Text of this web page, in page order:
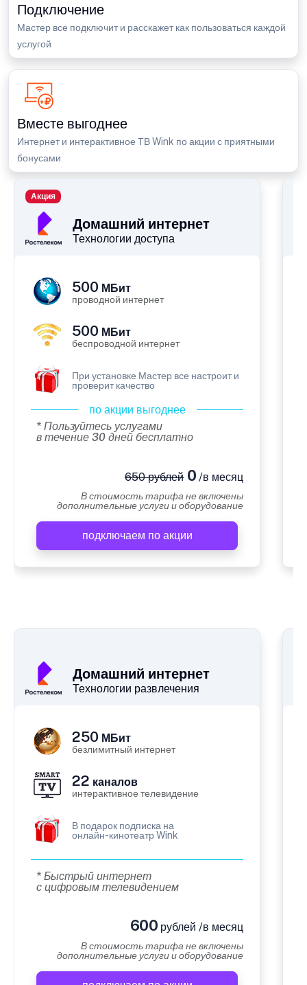
Подключение
Мастер все подключит и расскажет как пользоваться каждой
услугой
Вместе выгоднее
Интернет и интерактивное ТВ Wink по акции с приятными
бонусами
Домашний интернет
Технологии доступа
Акция
500 МБит
проводной интернет
500 МБит
беспроводной интернет
При установке Мастер все настроит и
проверит качество
по акции выгоднее
* Пользуйтесь услугами
в течение 30 дней бесплатно
650 рублей0 /в месяц
В стоимость тарифа не включены
дополнительные услуги и оборудование
подключаем по акции
Домашний интернет
Технологии развлечения
250 МБит
безлимитный интернет
22 каналов
интерактивное телевидение
В подарок подписка на
онлайн-кинотеатр Wink
* Быстрый интернет
с цифровым телевидением
600 рублей /в месяц
В стоимость тарифа не включены
дополнительные услуги и оборудование